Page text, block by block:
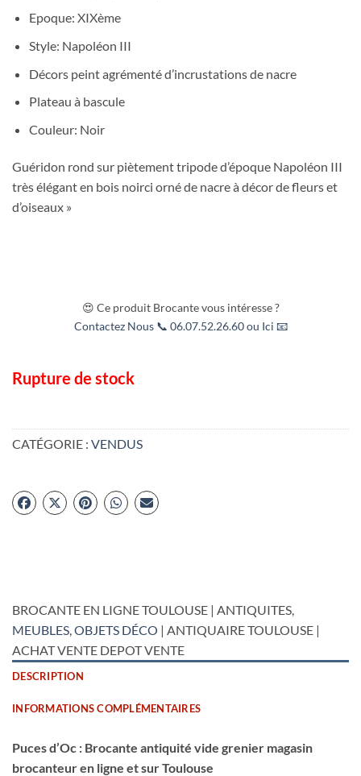
Epoque: XIXème
Style: Napoléon III
Décors peint agrémenté d’incrustations de nacre
Plateau à bascule
Couleur: Noir
Guéridon rond sur piètement tripode d’époque Napoléon III
très élégant en bois noirci orné de nacre à décor de fleurs et
d’oiseaux »
😍 Ce produit Brocante vous intéresse ?
Contactez Nous 📞 06.07.52.26.60 ou Ici 📧
Rupture de stock
CATÉGORIE : VENDUS
BROCANTE EN LIGNE TOULOUSE | ANTIQUITES,
MEUBLES OBJETS DÉCO | ANTIQUAIRE TOULOUSE |
ACHAT VENTE DEPOT VENTE
DESCRIPTION
INFORMATIONS COMPLÉMENTAIRES
Puces d’Oc : Brocante antiquité vide grenier magasin
brocanteur en ligne et sur Toulouse